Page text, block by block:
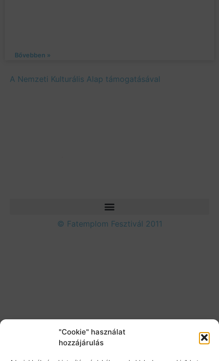
"Cookie" használat
hozzájárulás
Bővebben »
A Nemzeti Kulturális Alap támogatásával
© Fatemplom Fesztivál 2011